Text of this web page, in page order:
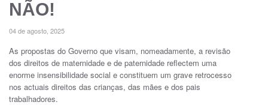
NÃO!
04 de agosto, 2025
As propostas do Governo que visam, nomeadamente, a revisão
dos direitos de maternidade e de paternidade reflectem uma
enorme insensibilidade social e constituem um grave retrocesso
nos actuais direitos das crianças, das mães e dos pais
trabalhadores.